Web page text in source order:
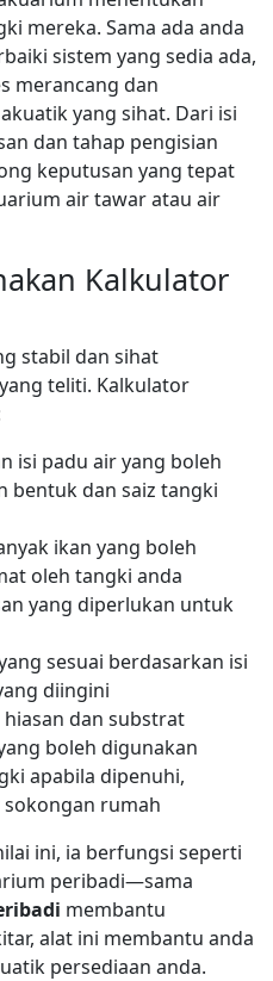
mereka. Sama ada anda
sistem yang sedia ada,
merancang dan
yang sihat. Dari isi
dan tahap pengisian
keputusan yang tepat
air tawar atau air
Kalkulator
stabil dan sihat
teliti. Kalkulator
isi padu air yang boleh
bentuk dan saiz tangki
ikan yang boleh
oleh tangki anda
yang diperlukan untuk
sesuai berdasarkan isi
diingini
dan substrat
boleh digunakan
apabila dipenuhi,
rumah
ini, ia berfungsi seperti
peribadi—sama
membantu
alat ini membantu anda
persediaan anda.